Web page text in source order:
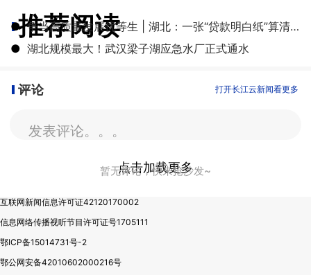
推荐阅读
●
争当高质量发展优等生 | 湖北：一张“贷款明白纸”算清融资成本账
● 湖北规模最大！武汉梁子湖应急水厂正式通水
评论 打开长江云新闻看更多
发表评论。。。
暂无评论，快来抢沙发~
点击加载更多
互联网新闻信息许可证42120170002
信息网络传播视听节目许可证号1705111
鄂ICP备15014731号-2
鄂公网安备42010602000216号